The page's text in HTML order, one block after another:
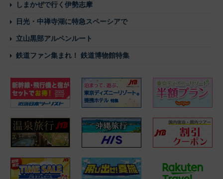
しまかぜで行く伊勢志摩
日光・中禅寺湖に特急スペーシアで
立山黒部アルペンルート
鉄道ファン集まれ！ 鉄道博物館特集